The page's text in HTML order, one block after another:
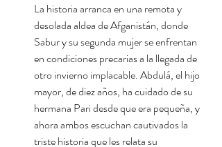
La historia arranca en una remota y
desolada aldea de Afganistán, donde
Sabur y su segunda mujer se enfrentan
en condiciones precarias a la llegada de
otro invierno implacable. Abdulá, el hijo
mayor, de diez años, ha cuidado de su
hermana Pari desde que era pequeña, y
ahora ambos escuchan cautivados la
triste historia que les relata su